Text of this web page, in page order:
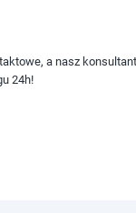
a nasz konsultant
24h!